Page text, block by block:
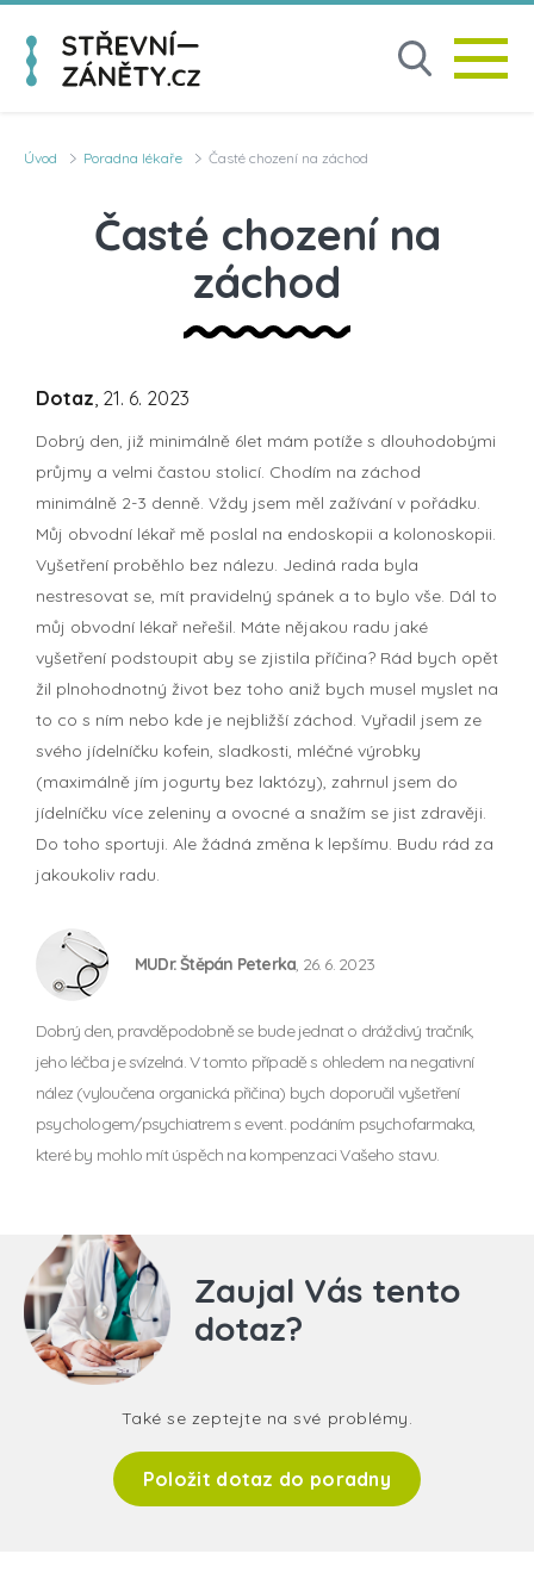
Úvod Poradna lékaře Časté chození na záchod
Časté chození na
záchod
Dotaz, 21. 6. 2023
Dobrý den, již minimálně 6let mám potíže s dlouhodobými
průjmy a velmi častou stolicí. Chodím na záchod
minimálně 2-3 denně. Vždy jsem měl zažívání v pořádku.
Můj obvodní lékař mě poslal na endoskopii a kolonoskopii.
Vyšetření proběhlo bez nálezu. Jediná rada byla
nestresovat se, mít pravidelný spánek a to bylo vše. Dál to
můj obvodní lékař neřešil. Máte nějakou radu jaké
vyšetření podstoupit aby se zjistila příčina? Rád bych opět
žil plnohodnotný život bez toho aniž bych musel myslet na
to co s ním nebo kde je nejbližší záchod. Vyřadil jsem ze
svého jídelníčku kofein, sladkosti, mléčné výrobky
(maximálně jím jogurty bez laktózy), zahrnul jsem do
jídelníčku více zeleniny a ovocné a snažím se jist zdravěji.
Do toho sportuji. Ale žádná změna k lepšímu. Budu rád za
jakoukoliv radu.
MUDr. Štěpán Peterka, 26. 6. 2023
Dobrý den, pravděpodobně se bude jednat o dráždivý tračník,
jeho léčba je svízelná. V tomto případě s ohledem na negativní
nález (vyloučena organická přičina) bych doporučil vyšetření
psychologem/psychiatrem s event. podáním psychofarmaka,
které by mohlo mít úspěch na kompenzaci Vašeho stavu.
Zaujal Vás tento
dotaz?
Také se zeptejte na své problémy.
Položit dotaz do poradny